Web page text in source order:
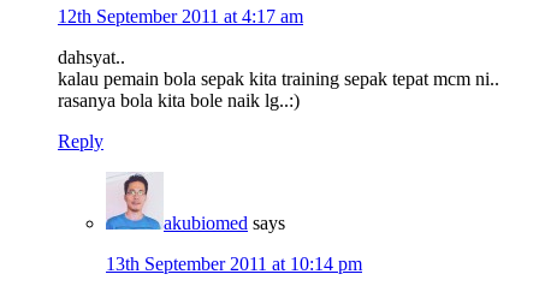
12th September 2011 at 4:17 am
dahsyat..
kalau pemain bola sepak kita training sepak tepat mcm ni..
rasanya bola kita bole naik lg..:)
Reply
akubiomed says
13th September 2011 at 10:14 pm